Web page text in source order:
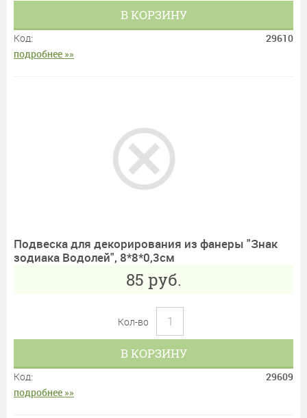
В КОРЗИНУ
Код:
29610
подробнее »»
Подвеска для декорирования из фанеры "Знак
зодиака Водолей", 8*8*0,3см
85 руб.
Кол-во
В КОРЗИНУ
Код:
29609
подробнее »»